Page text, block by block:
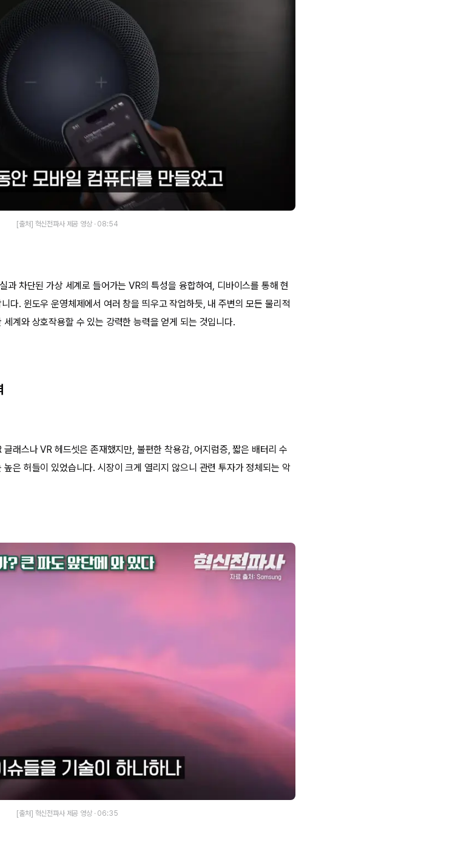
[출처] 혁신전파사 제공 영상 · 08:54
과 차단된 가상 세계로 들어가는 VR의 특성을 융합하여, 디바이스를 통해 현
다. 윈도우 운영체제에서 여러 창을 띄우고 작업하듯, 내 주변의 모든 물리적
계와 상호작용할 수 있는 강력한 능력을 얻게 되는 것입니다.
래스나 VR 헤드셋은 존재했지만, 불편한 착용감, 어지럼증, 짧은 배터리 수
은 허들이 있었습니다. 시장이 크게 열리지 않으니 관련 투자가 정체되는 악
[출처] 혁신전파사 제공 영상 · 06:35